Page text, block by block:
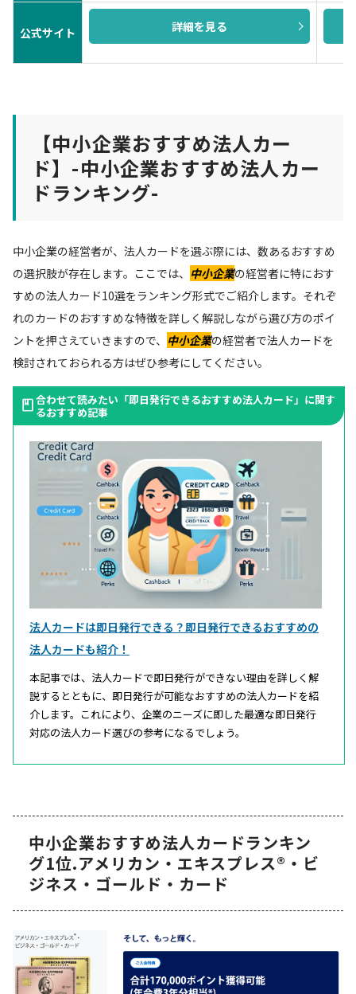
公式サイト 詳細を見る
【中小企業おすすめ法人カー
ド】-中小企業おすすめ法人カー
ドランキング-
中小企業の経営者が、法人カードを選ぶ際には、数あるおすすめ
の選択肢が存在します。ここでは、 中小企業の経営者に特におす
すめの法人カード10選をランキング形式でご紹介します。それぞ
れのカードのおすすめな特徴を詳しく解説しながら選び方のポイ
ントを押さえていきますので、 中小企業の経営者で法人カードを
検討されておられる方はぜひ参考にしてください。
合わせて読みたい「即日発行できるおすすめ法人カード」に関す
るおすすめ記事
法人カードは即日発行できる？即日発行できるおすすめの
法人カードも紹介！
本記事では、法人カードで即日発行ができない理由を詳しく解
説するとともに、即日発行が可能なおすすめの法人カードを紹
介します。これにより、企業のニーズに即した最適な即日発行
対応の法人カード選びの参考になるでしょう。
中小企業おすすめ法人カードランキン
グ1位.アメリカン・エキスプレス®・ビ
ジネス・ゴールド・カード